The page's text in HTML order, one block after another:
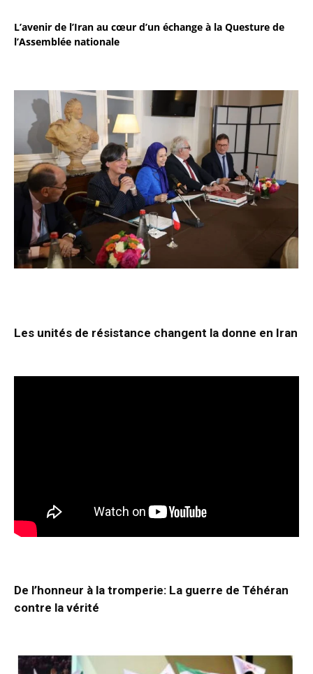
L’avenir de l’Iran au cœur d’un échange à la Questure de
l’Assemblée nationale
Les unités de résistance changent la donne en Iran
De l’honneur à la tromperie: La guerre de Téhéran
contre la vérité